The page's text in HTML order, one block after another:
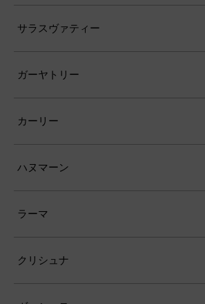
サラスヴァティー
ガーヤトリー
カーリー
ハヌマーン
ラーマ
クリシュナ